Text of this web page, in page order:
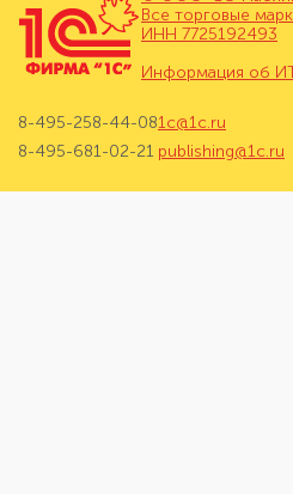
Все торговые
ИНН 7725192493
Информация об
8-495-258-44-08
8-495-681-02-21
1c@1c.ru
publishing@1c.ru